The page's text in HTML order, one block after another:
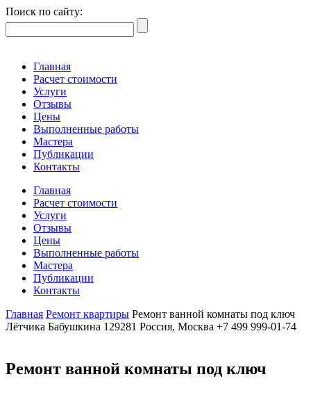
Поиск по сайту:
Главная
Расчет стоимости
Услуги
Отзывы
Цены
Выполненные работы
Мастера
Публикации
Контакты
Главная
Расчет стоимости
Услуги
Отзывы
Цены
Выполненные работы
Мастера
Публикации
Контакты
Главная Ремонт квартиры Ремонт ванной комнаты под ключ
Лётчика Бабушкина 129281 Россия, Москва +7 499 999-01-74
Ремонт ванной комнаты под ключ